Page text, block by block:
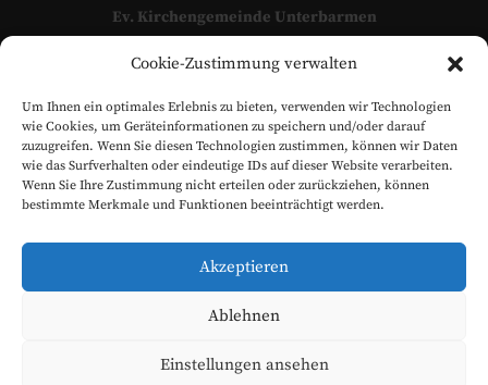
Cookie-Zustimmung verwalten
Um Ihnen ein optimales Erlebnis zu bieten, verwenden wir Technologien
wie Cookies, um Geräteinformationen zu speichern und/oder darauf
zuzugreifen. Wenn Sie diesen Technologien zustimmen, können wir Daten
wie das Surfverhalten oder eindeutige IDs auf dieser Website verarbeiten.
Wenn Sie Ihre Zustimmung nicht erteilen oder zurückziehen, können
bestimmte Merkmale und Funktionen beeinträchtigt werden.
Akzeptieren
Ablehnen
Einstellungen ansehen
Ev. Kirchengemeinde Unterbarmen
Adressen und Kontaktpersonen unserer Kirchengemeinde
www.evangelisch-in-unterbarmen.de
Evangelische Kirchengemeinde Unterbarmen © 2026